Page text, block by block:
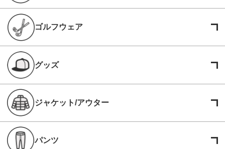
ゴルフウェア
グッズ
ジャケット/アウター
パンツ